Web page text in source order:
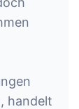
handelt